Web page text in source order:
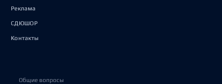
Реклама
СДЮШОР
Контакты
Общие вопросы